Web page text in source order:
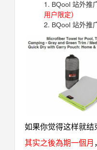
BQool 站外推
用户限定）
BQool 站外推
如果你觉得这样就结
其实之後為期一個月